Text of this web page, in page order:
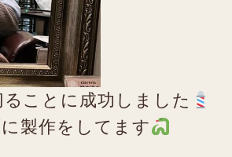
ことに成功しました
製作をしてます